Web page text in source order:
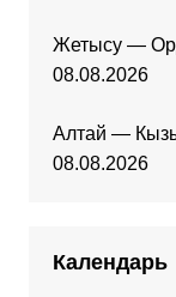
Жетысу —
08.08.2026
Алтай —
08.08.2026
Календарь